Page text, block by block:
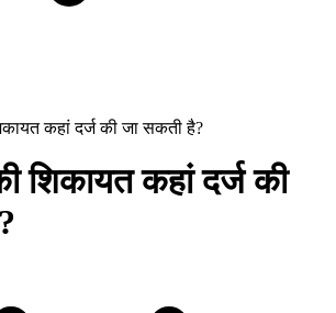
कहां दर्ज की जा सकती है?
शिकायत कहां दर्ज की